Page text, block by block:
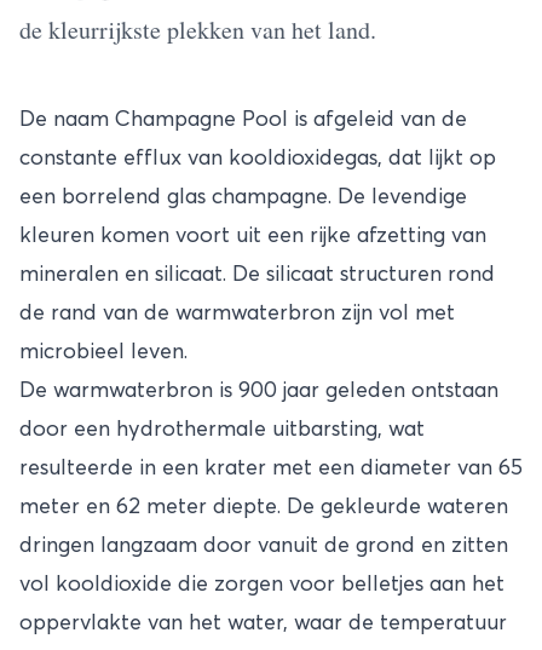
de kleurrijkste plekken van het land.
De naam Champagne Pool is afgeleid van de
constante efflux van kooldioxidegas, dat lijkt op
een borrelend glas champagne. De levendige
kleuren komen voort uit een rijke afzetting van
mineralen en silicaat. De silicaat structuren rond
de rand van de warmwaterbron zijn vol met
microbieel leven.
De warmwaterbron is 900 jaar geleden ontstaan
door een hydrothermale uitbarsting, wat
resulteerde in een krater met een diameter van 65
meter en 62 meter diepte. De gekleurde wateren
dringen langzaam door vanuit de grond en zitten
vol kooldioxide die zorgen voor belletjes aan het
oppervlakte van het water, waar de temperatuur